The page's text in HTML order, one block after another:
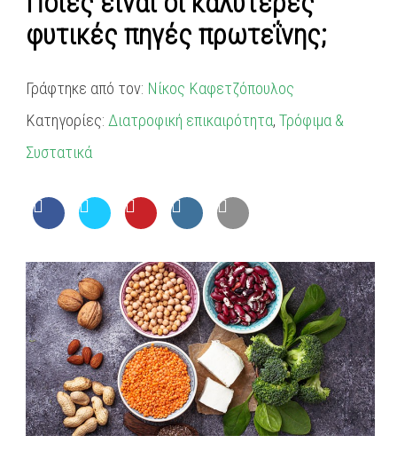
φυτικές πηγές πρωτεΐνης;
Γράφτηκε από τον: Νίκος Καφετζόπουλος
Κατηγορίες: Διατροφική επικαιρότητα,Τρόφιμα &
Συστατικά